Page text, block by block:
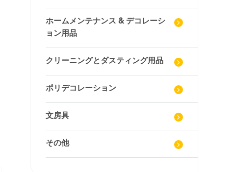
ホームメンテナンス & デコレーシ
ョン用品
クリーニングとダスティング用品
ポリデコレーション
文房具
その他